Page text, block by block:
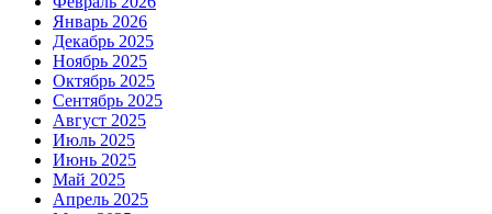
Январь 2026
Декабрь 2025
Ноябрь 2025
Октябрь 2025
Сентябрь 2025
Август 2025
Июль 2025
Июнь 2025
Май 2025
Апрель 2025